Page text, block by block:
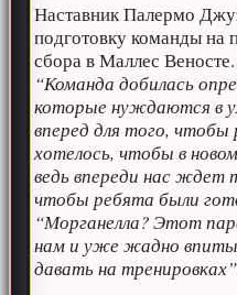
Наставник Палермо
подготовку команды на
сбора в Маллес Веносте.
“Команда добилась
которые нуждаются в
вперед для того,
хотелось, чтобы в
ведь впереди нас
чтобы ребята были
“Морганелла? Этот
нам и уже жадно
давать на